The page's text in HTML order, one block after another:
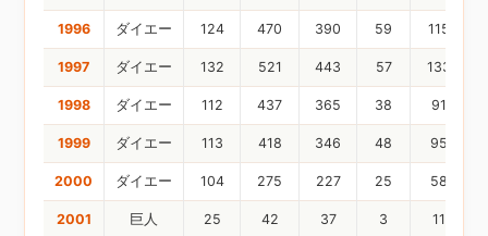
1996 ダイエー 124 470 390 59 115
1997 ダイエー 132 521 443 57 133
1998 ダイエー 112 437 365 38 91
1999 ダイエー 113 418 346 48 95
2000 ダイエー 104 275 227 25 58
2001 巨人 25 42 37 3 11